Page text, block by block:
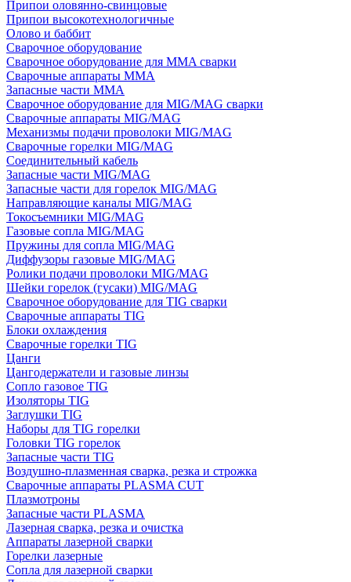
Припои оловянно-свинцовые
Припои высокотехнологичные
Олово и баббит
Сварочное оборудование
Сварочное оборудование для MMA сварки
Сварочные аппараты MMA
Запасные части MMA
Сварочное оборудование для MIG/MAG сварки
Сварочные аппараты MIG/MAG
Механизмы подачи проволоки MIG/MAG
Сварочные горелки MIG/MAG
Соединительный кабель
Запасные части MIG/MAG
Запасные части для горелок MIG/MAG
Направляющие каналы MIG/MAG
Токосъемники MIG/MAG
Газовые сопла MIG/MAG
Пружины для сопла MIG/MAG
Диффузоры газовые MIG/MAG
Ролики подачи проволоки MIG/MAG
Шейки горелок (гусаки) MIG/MAG
Сварочное оборудование для TIG сварки
Сварочные аппараты TIG
Блоки охлаждения
Сварочные горелки TIG
Цанги
Цангодержатели и газовые линзы
Сопло газовое TIG
Изоляторы TIG
Заглушки TIG
Наборы для TIG горелки
Головки TIG горелок
Запасные части TIG
Воздушно-плазменная сварка, резка и строжка
Сварочные аппараты PLASMA CUT
Плазмотроны
Запасные части PLASMA
Лазерная сварка, резка и очистка
Аппараты лазерной сварки
Горелки лазерные
Сопла для лазерной сварки